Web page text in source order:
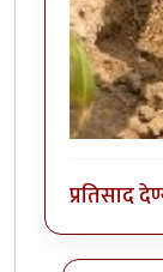
प्रतिसाद